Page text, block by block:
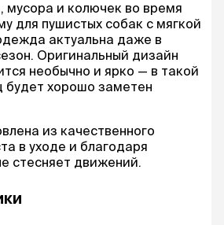
мусора и колючек во время
для пушистых собак с мягкой
актуальна даже в
Оригинальный дизайн
необычно и ярко — в такой
хорошо заметен
из качественного
в уходе и благодаря
стесняет движений.